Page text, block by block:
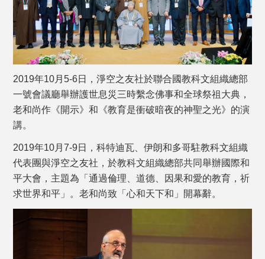
2019年10月5-6日，淨空之友社於聯合國教科文組織總部
一號會議廳舉辦護世息災三時繫念佛事和全球祭祖大典，
老和尚作《開示》和《教育是衝破暗夜的神聖之光》的演
講。
2019年10月7-9日，科特迪瓦、伊朗和多哥駐教科文組織
代表團與淨空之友社，於教科文組織總部共同舉辦國際和
平大會，主題為「通過倫理、道德、因果和愛的教育，祈
求世界和平」。老和尚致「心和天下和」開幕辭。